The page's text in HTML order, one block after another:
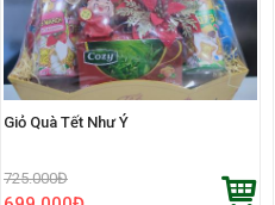
Giỏ Quà Tết Như Ý
725.000Đ